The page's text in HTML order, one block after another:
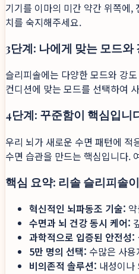
기기를 이마의 미간 약간 위쪽에,
치를 숙지해주세요.
3단계: 나에게 맞는 모드와
슬리피솔에는 다양한 모드와 강
컨디션에 맞는 모드를 선택하여
4단계: 꾸준함이 핵심입니
우리 뇌가 새로운 수면 패턴에 적
수면 습관을 만드는 핵심입니다.
핵심 요약: 리솔 슬리피솔
혁신적인 뇌파동조 기술:
수면과 뇌 건강 동시 케어:
과학적으로 입증된 안전성:
5만 명의 선택: 수많은 사
비의존적 솔루션: 내성이나